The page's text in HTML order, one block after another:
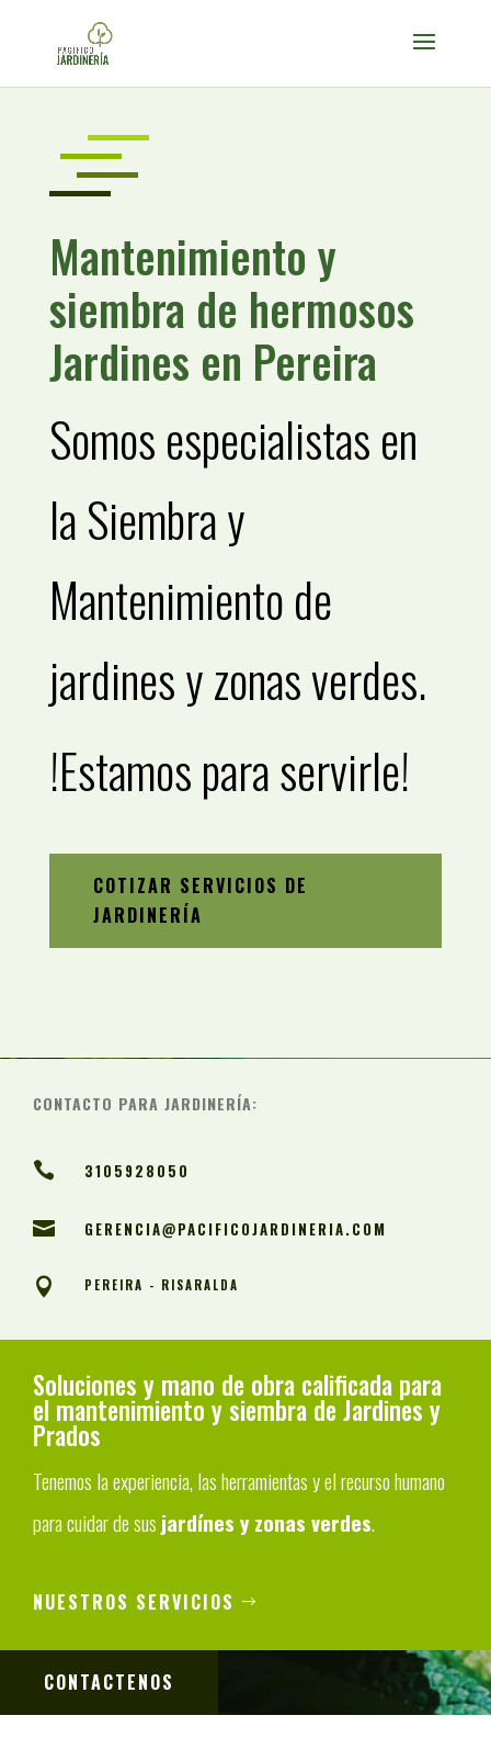
Mantenimiento y
siembra de hermosos
Jardines en Pereira
Somos especialistas en
la Siembra y
Mantenimiento de
jardines y zonas verdes.
!Estamos para servirle!
COTIZAR SERVICIOS DE
JARDINERÍA
CONTACTO PARA JARDINERÍA:
 3105928050
 GERENCIA@PACIFICOJARDINERIA.COM
 PEREIRA - RISARALDA
Soluciones y mano de obra calificada para
el mantenimiento y siembra de Jardines y
Prados
Tenemos la experiencia, las herramientas y el recurso humano
para cuidar de sus jardínes y zonas verdes.
NUESTROS SERVICIOS
CONTACTENOS